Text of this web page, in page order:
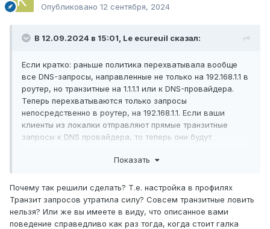
Опубликовано 12 сентября, 2024
В 12.09.2024 в 15:01, Le ecureuil сказал:
Если кратко: раньше политика перехватывала вообще
все DNS-запросы, направленные не только на 192.168.1.1 в
роутер, но транзитные на 1.1.1.1 или к DNS-провайдера.
Теперь перехватываются только запросы
непосредственно в роутер, на 192.168.1.1. Если ваши
клиенты из локалки отправляют прямые транзитные
запросы к DNS провайдера, то теперь они будут
самом деле идут запросы - можете сделать это через
Показать
Почему так решили сделать? Т.е. настройка в профилях
Транзит запросов утратила силу? Совсем транзитные ловить
нельзя? Или же вы имеете в виду, что описанное вами
поведение справедливо как раз тогда, когда стоит галка